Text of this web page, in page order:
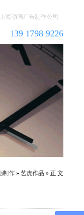
海动画广告制作公司
139 1798 9226
制作 » 艺虎作品 » 正 文